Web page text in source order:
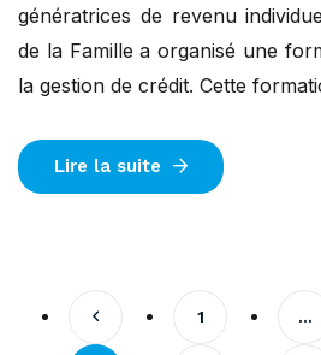
génératrices de revenu
de la Famille a organisé une
la gestion de crédit. Cette
Lire la suite
1 …